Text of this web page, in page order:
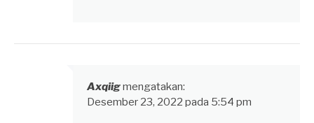
Axqiigmengatakan:
Desember 23, 2022 pada 5:54 pm